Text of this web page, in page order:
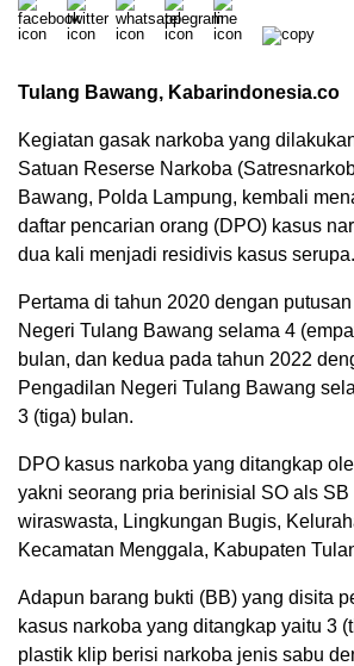
Tulang Bawang, Kabarindonesia.co
Kegiatan gasak narkoba yang
Satuan Reserse Narkoba
Bawang, Polda Lampung, kembali
daftar pencarian orang (DPO) kasus
dua kali menjadi residivis kasus serupa.
Pertama di tahun 2020 dengan
Negeri Tulang Bawang selama 4
bulan, dan kedua pada tahun 2022
Pengadilan Negeri Tulang Bawang
3 (tiga) bulan.
DPO kasus narkoba yang ditangkap
yakni seorang pria berinisial SO als SB
wiraswasta, Lingkungan Bugis,
Kecamatan Menggala, Kabupaten
Adapun barang bukti (BB) yang disita
kasus narkoba yang ditangkap yaitu 3
plastik klip berisi narkoba jenis sabu